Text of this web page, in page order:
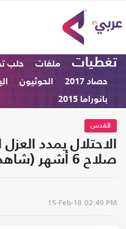
تغطيات ملفات حلب
حصاد 2017
الحوثيون
بانوراما 2015
القدس
الاحتلال يمدد
صلاح 6 أشهر (شاهد)
15-Feb-18 02:49 PM